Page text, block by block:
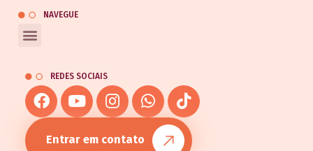
NAVEGUE
REDES SOCIAIS
Entrar em contato